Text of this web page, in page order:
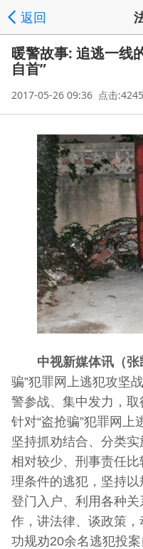
返回
暖警故事: 追逃一线
自首”
2017-05-26 09:36 点击:4245
中视新媒体讯（张
骗”犯罪网上逃犯攻坚
警参战、集中发力，取
针对“盗抢骗”犯罪网
坚持抓劝结合、分类
相对较少、刑事责任
理条件的逃犯，坚持
登门入户、利用各种
作，讲法律、谈政策
功规劝20余名逃犯投案